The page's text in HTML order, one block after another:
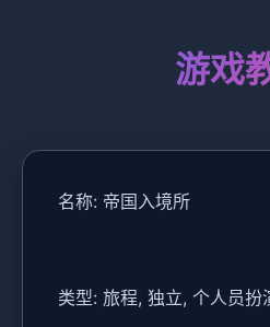
游戏
名称: 帝国入境所
类型: 旅程, 独立, 个人员扮